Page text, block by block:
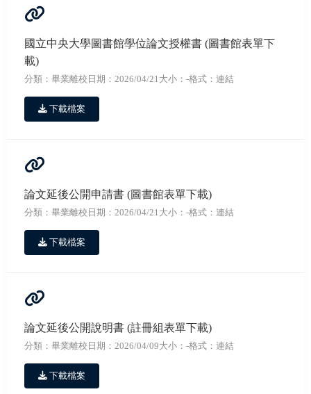
國立中央大學圖書館學位論文授權書 (圖書館表單下
載)
分類：畢業離校 日期：2026/04/21大小：-格式：連結
下載檔案
論文延後公開申請書 (圖書館表單下載)
分類：畢業離校 日期：2026/04/21大小：-格式：連結
下載檔案
論文延後公開說明書 (註冊組表單下載)
分類：畢業離校 日期：2026/04/09大小：-格式：連結
下載檔案